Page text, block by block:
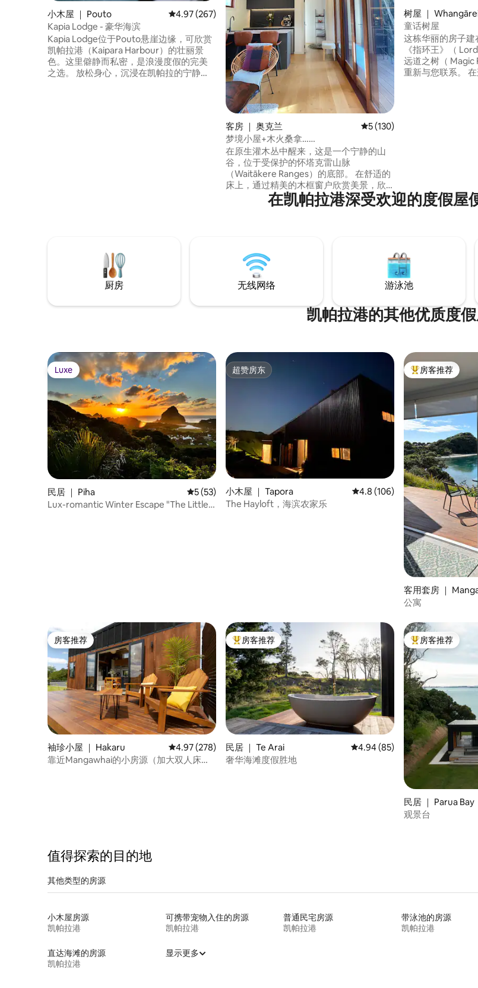
小木屋 ｜ Pouto 平均评分 4.97 分（满分 5 分），共 267 条评价
4.97 (267)
Kapia Lodge - 豪华海滨
Kapia Lodge位于Pouto悬崖边缘，可欣赏
凯帕拉港（Kaipara Harbour）的壮丽景
色。这里僻静而私密，是浪漫度假的完美
之选。 放松身心，沉浸在凯帕拉的宁静
客房 ｜ 奥克兰 平均评分 5 分（满分 5 分），
5 (130)
梦境小屋+木火桑拿……
在原生灌木丛中醒来，这是一个宁静的山
谷，位于受保护的怀塔克雷山脉
（Waitākere Ranges）的底部。 在舒适的
床上，通过精美的木框窗户欣赏美景，欣
赏景观慢慢变得生动起来。 聆听森林中鸟
儿的鸣叫，柔和的晨光透过树林。 无论您
树屋 ｜
童话树屋
这栋华丽的房子
《指环王》（
远道之树（ Magic
重新与您联系。 在这个梦幻般的住宅中进
在凯帕拉港深受欢迎的度假屋
厨房 无线网络 游泳池
凯帕拉港的其他优质度
Luxe
Luxe
民居 ｜ Piha 平均评分 5 分（满分 5 分），共 53 条评价
5 (53)
Lux-romantic Winter Escape "The Little
超赞房东
超赞房东
小木屋 ｜ Tapora 平均评分 4.8 分（满分 5 分），
4.8 (106)
The Hayloft，海滨农家乐
热门「房客推荐」
房客推荐
客用套房 ｜
ds
公寓
房客推荐
房客推荐
袖珍小屋 ｜ Hakaru 平均评分 4.97 分（满分 5 分），共 278 条评价
4.97 (278)
靠近Mangawhai的小房源（加大双人床和
热门「房客推荐」
房客推荐
民居 ｜ Te Arai 平均评分 4.94 分（满分 5 分）
4.94 (85)
奢华海滩度假胜地
热门「房客推荐」
房客推荐
民居 ｜ Parua Bay
观景台
值得探索的目的地
其他类型的房源
小木屋房源
凯帕拉港
可携带宠物入住的房源
凯帕拉港
普通民宅房源
凯帕拉港
带泳池的房源
凯帕拉港
直达海滩的房源
凯帕拉港
显示更多